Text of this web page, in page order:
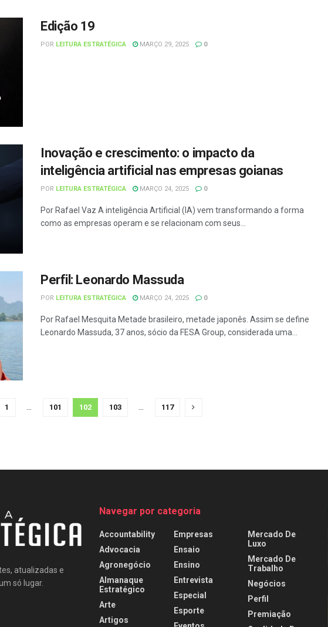
Edição 19
POR LEITURA ESTRATÉGICA MARÇO 29, 2025 0
Inovação e crescimento: o impacto da
inteligência artificial nas empresas goianas
POR LEITURA ESTRATÉGICA MARÇO 24, 2025 0
Por Rafael Vaz A inteligência Artificial (IA) vem transformando a forma
como as empresas operam e se relacionam com seus...
Perfil: Leonardo Massuda
POR LEITURA ESTRATÉGICA MARÇO 24, 2025 0
Por Rafael Mesquita Metade brasileiro, metade japonês. Assim se define
Leonardo Massuda, 37 anos, sócio da FESA Group, considerada uma...
1 … 101 102 103 … 117
atualizadas e
só lugar.
Navegar por categoria
Accountability
Advocacia
Agronegócio
Almanaque
Estratégico
Arte
Artigos
Empresas
Ensaio
Ensino
Entrevista
Especial
Esporte
Mercado De
Luxo
Mercado De
Trabalho
Negócios
Perfil
Premiação